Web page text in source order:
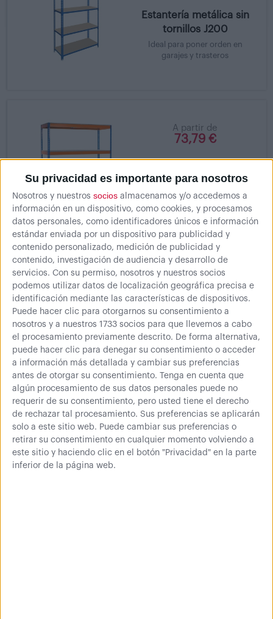
Su privacidad es importante para nosotros
Nosotros y nuestros socios almacenamos y/o accedemos a
información en un dispositivo, como cookies, y procesamos
datos personales, como identificadores únicos e información
estándar enviada por un dispositivo para publicidad y
contenido personalizado, medición de publicidad y
contenido, investigación de audiencia y desarrollo de
servicios. Con su permiso, nosotros y nuestros socios
podemos utilizar datos de localización geográfica precisa e
identificación mediante las características de dispositivos.
Puede hacer clic para otorgarnos su consentimiento a
nosotros y a nuestros 1733 socios para que llevemos a cabo
el procesamiento previamente descrito. De forma alternativa,
puede hacer clic para denegar su consentimiento o acceder
a información más detallada y cambiar sus preferencias
antes de otorgar su consentimiento.
Tenga en cuenta que
algún procesamiento de sus datos personales puede no
requerir de su consentimiento, pero usted tiene el derecho
de rechazar tal procesamiento. Sus preferencias se aplicarán
solo a este sitio web. Puede cambiar sus preferencias o
retirar su consentimiento en cualquier momento volviendo a
este sitio y haciendo clic en el botón "Privacidad" en la parte
inferior de la página web.
Estantería metálica sin
tornillos J200
Ideal para poner orden en
garajes y trasteros
A partir de
73,79 €
tornillos J600
Solución perfecta de
almacenamiento de media
carga. Fácil...
A partir de
46,07 €
Estantería metálica sin
tornillos J200 Azul y
Naranja
Ideal para poner orden en
garajes y trasteros
A partir de
44,63 €